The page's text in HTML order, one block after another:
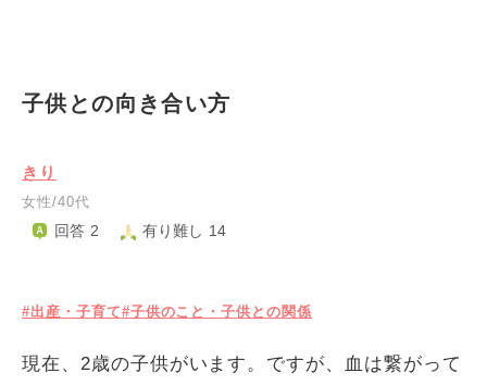
子供との向き合い方
きり
女性/40代
回答 2 有り難し 14
#出産・子育て#子供のこと・子供との関係
現在、2歳の子供がいます。ですが、血は繋がって